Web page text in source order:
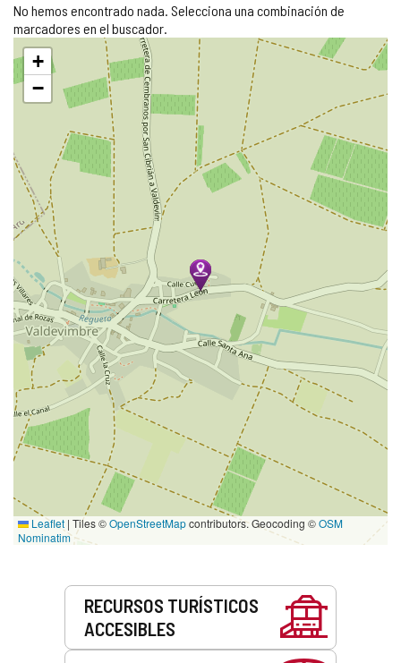
No hemos encontrado nada. Selecciona una combinación de
marcadores en el buscador.
Saltar
mapa
+
−
Leaflet | Tiles ©OpenStreetMapcontributors. Geocoding ©OSM
Nominatim
RECURSOS TURÍSTICOS
ACCESIBLES